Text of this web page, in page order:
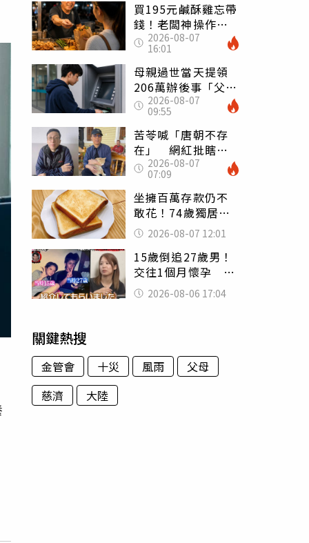
買195元鹹酥雞忘帶
錢！老闆神操作
「倒找5元」 全網
看哭：這就是台灣
2026-08-07
16:01
母親過世當天提領
206萬辦後事「父子
遭判刑」 律師：
搶錢先下手是罪
2026-08-07
09:55
苦苓喊「唐朝不存
在」 網紅批瞎編
歷史：李白、杜甫
用鮮卑文寫詩？
2026-08-07
07:09
坐擁百萬存款仍不
敢花！74歲獨居翁
「1餐只吃1片吐
司」 半年後暴瘦
嚇壞女兒
2026-08-07 12:01
15歲倒追27歲男！
交往1個月懷孕 36
歲當阿嬤故事曝光
2026-08-06 17:04
關鍵熱搜
金管會 十災 風雨
父母
慈濟
大陸